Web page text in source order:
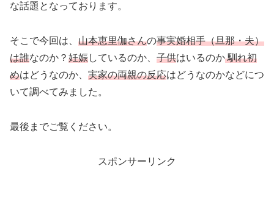
な話題となっております。
そこで今回は、 山本恵里伽さんの事実婚相手（旦那・夫）
は誰なのか？ 妊娠しているのか、 子供はいるのか馴れ初
めはどうなのか、 実家の両親の反応はどうなのかなどにつ
いて調べてみました。
最後までご覧ください。
スポンサーリンク